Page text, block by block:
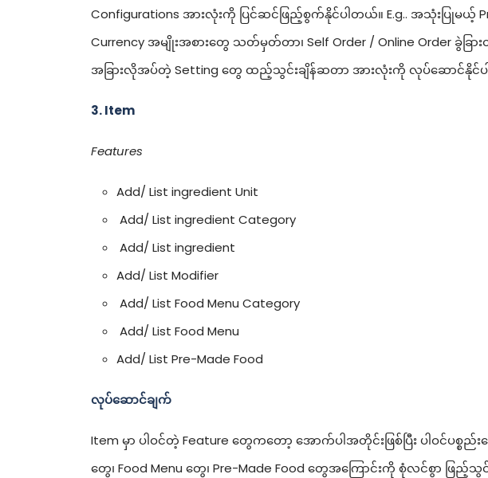
Configurations အားလုံးကို ပြင်ဆင်ဖြည့်စွက်နိုင်ပါတယ်။ E.g.. အသုံးပြုမယ့်
Currency အမျိုးအစားတွေ သတ်မှတ်တာ၊ Self Order / Online Order ခွဲခြား
အခြားလိုအပ်တဲ့ Setting တွေ ထည့်သွင်းချိန်ဆတာ အားလုံးကို လုပ်ဆောင်နိုင်
3. Item
Features
Add/ List ingredient Unit
Add/ List ingredient Category
Add/ List ingredient
Add/ List Modifier
Add/ List Food Menu Category
Add/ List Food Menu
Add/ List Pre-Made Food
လုပ်ဆောင်ချက်
Item မှာ ပါဝင်တဲ့ Feature တွေကတော့ အောက်ပါအတိုင်းဖြစ်ပြီး ပါဝင်ပစ္
တွေ၊ Food Menu တွေ၊ Pre-Made Food တွေအကြောင်းကို စုံလင်စွာ ဖြည့်သွ